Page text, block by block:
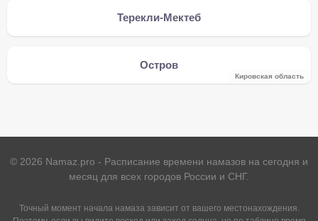
Терекли-Мектеб
Остров
Кировская область
© 2026 Namaz.pro - Расписание времени намазов на сегодня и
месяц для всех городов России и СНГ.
Точный момент начала намаза зависит от вашего местонахождения.